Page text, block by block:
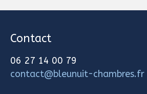
Contact
06 27 14 00 79
contact@bleunuit-chambres.fr